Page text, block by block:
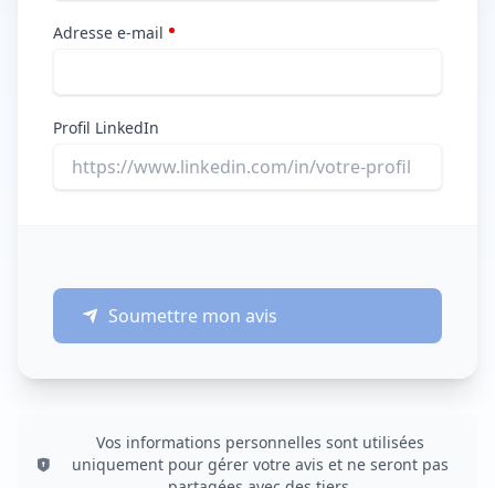
Adresse e-mail
Profil LinkedIn
Soumettre mon avis
Vos informations personnelles sont utilisées
uniquement pour gérer votre avis et ne seront pas